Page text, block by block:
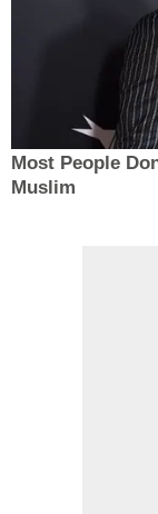
Most People
Muslim